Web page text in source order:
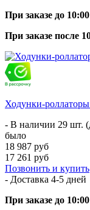
При заказе до 10:00
При заказе после
Ходунки-
- В наличии 29 шт.
было
18 987 руб
17 261 руб
Позвонить и купить
- Доставка 4-5 дней
При заказе до 10:00